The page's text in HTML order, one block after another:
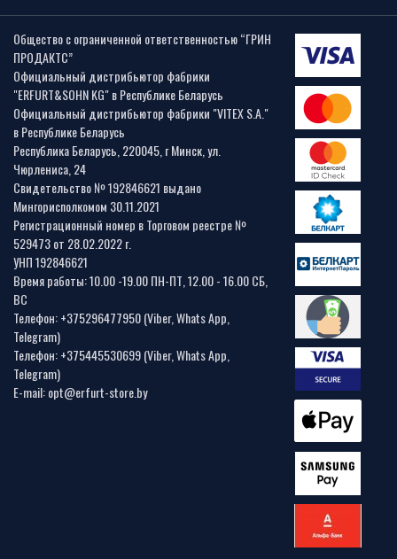
Общество с ограниченной ответственностью “ГРИН
ПРОДАКТС”
Официальный дистрибьютор фабрики
"ERFURT&SOHN KG" в Республике Беларусь
Официальный дистрибьютор фабрики "VITEX S.A."
в Республике Беларусь
Республика Беларусь, 220045, г Минск, ул.
Чюрлениса, 24
Свидетельство № 192846621 выдано
Мингорисполкомом 30.11.2021
Регистрационный номер в Торговом реестре №
529473 от 28.02.2022 г.
УНП 192846621
Время работы: 10.00 -19.00 ПН-ПТ, 12.00 - 16.00 СБ,
ВС
Телефон: +375296477950 (Viber, Whats App,
Telegram)
Телефон: +375445530699 (Viber, Whats App,
Telegram)
E-mail: opt@erfurt-store.by